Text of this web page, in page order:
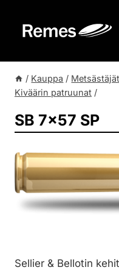
sisältöön
/ Kauppa / Metsästäjät
Kiväärin patruunat /
SB 7×57 SP
Sellier & Bellotin